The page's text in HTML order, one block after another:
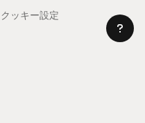
クッキー設定